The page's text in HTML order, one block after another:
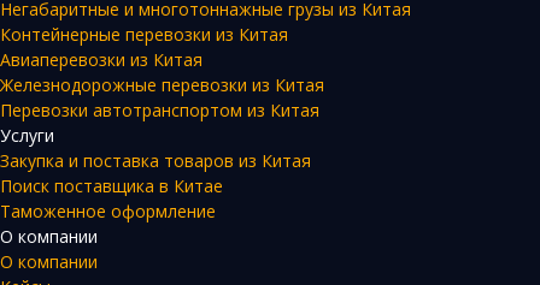
Негабаритные и многотоннажные грузы из Китая
Контейнерные перевозки из Китая
Авиаперевозки из Китая
Железнодорожные перевозки из Китая
Перевозки автотранспортом из Китая
Услуги
Закупка и поставка товаров из Китая
Поиск поставщика в Китае
Таможенное оформление
О компании
О компании